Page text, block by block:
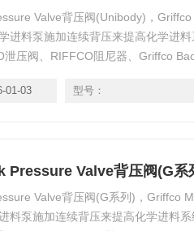
Valve背压阀(Unibody)，
进料泵施加连续背压来提高化学进
泄压阀、RIFFCO阻尼器、Griffco
01-03 型号：
Pressure Valve背压阀(G系
Valve背压阀(G系列)，Griffco
料泵施加连续背压来提高化学进料